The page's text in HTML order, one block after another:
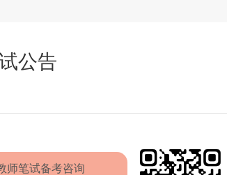
公告
师笔试备考咨询